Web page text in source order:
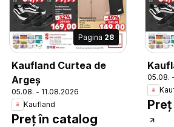
Pagina 28
Kaufland Curtea de
Argeș
05.08. - 11.08.2026
Kaufland
Preț în catalog
05.08.